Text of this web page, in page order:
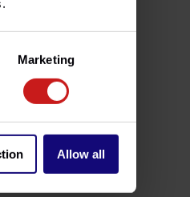
Marketing
Allow all